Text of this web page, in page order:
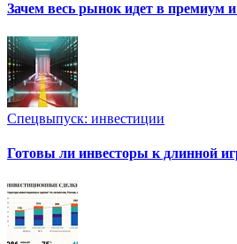
Зачем весь рынок идет в премиум
Спецвыпуск: инвестиции
Готовы ли инвесторы к длинной